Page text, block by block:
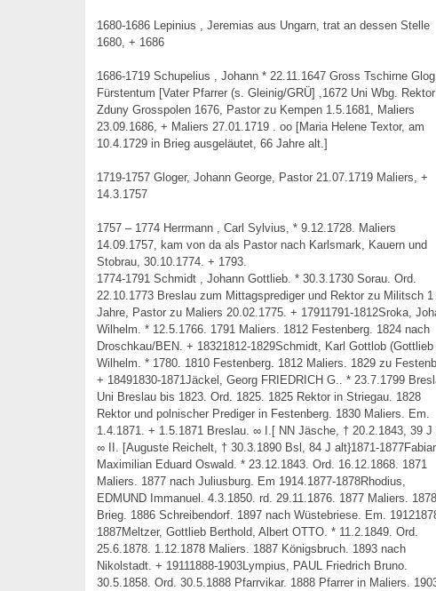
1680-1686 Lepinius , Jeremias aus Ungarn, trat an dessen Stelle
1680, + 1686
1686-1719 Schupelius , Johann * 22.11.1647 Gross Tschirne
Fürstentum [Vater Pfarrer (s. Gleinig/GRÜ] ,1672 Uni Wbg.
Zduny Grosspolen 1676, Pastor zu Kempen 1.5.1681, Maliers
23.09.1686, + Maliers 27.01.1719 . oo [Maria Helene Textor, am
10.4.1729 in Brieg ausgeläutet, 66 Jahre alt.]
1719-1757 Gloger, Johann George, Pastor 21.07.1719 Maliers, +
14.3.1757
1757 – 1774 Herrmann , Carl Sylvius, * 9.12.1728. Maliers
14.09.1757, kam von da als Pastor nach Karlsmark, Kauern und
Stobrau, 30.10.1774. + 1793.
1774-1791 Schmidt , Johann Gottlieb. * 30.3.1730 Sorau. Ord.
22.10.1773 Breslau zum Mittagsprediger und Rektor zu Militsch 1
Jahre, Pastor zu Maliers 20.02.1775. + 17911791-1812Sroka,
Wilhelm. * 12.5.1766. 1791 Maliers. 1812 Festenberg. 1824 nach
Droschkau/BEN. + 18321812-1829Schmidt, Karl Gottlob (Gottlieb
Wilhelm. * 1780. 1810 Festenberg. 1812 Maliers. 1829 zu
+ 18491830-1871Jäckel, Georg FRIEDRICH G.. * 23.7.1799
Uni Breslau bis 1823. Ord. 1825. 1825 Rektor in Striegau. 1828
Rektor und polnischer Prediger in Festenberg. 1830 Maliers. Em.
1.4.1871. + 1.5.1871 Breslau. ∞ I.[ NN Jäsche, † 20.2.1843, 39 J
∞ II. [Auguste Reichelt, † 30.3.1890 Bsl, 84 J alt}1871-
Maximilian Eduard Oswald. * 23.12.1843. Ord. 16.12.1868. 1871
Maliers. 1877 nach Juliusburg. Em 1914.1877-1878Rhodius,
EDMUND Immanuel. 4.3.1850. rd. 29.11.1876. 1877 Maliers. 1878
Brieg. 1886 Schreibendorf. 1897 nach Wüstebriese. Em.
1887Meltzer, Gottlieb Berthold, Albert OTTO. * 11.2.1849. Ord.
25.6.1878. 1.12.1878 Maliers. 1887 Königsbruch. 1893 nach
Nikolstadt. + 19111888-1903Lympius, PAUL Friedrich Bruno.
30.5.1858. Ord. 30.5.1888 Pfarrvikar. 1888 Pfarrer in Maliers.